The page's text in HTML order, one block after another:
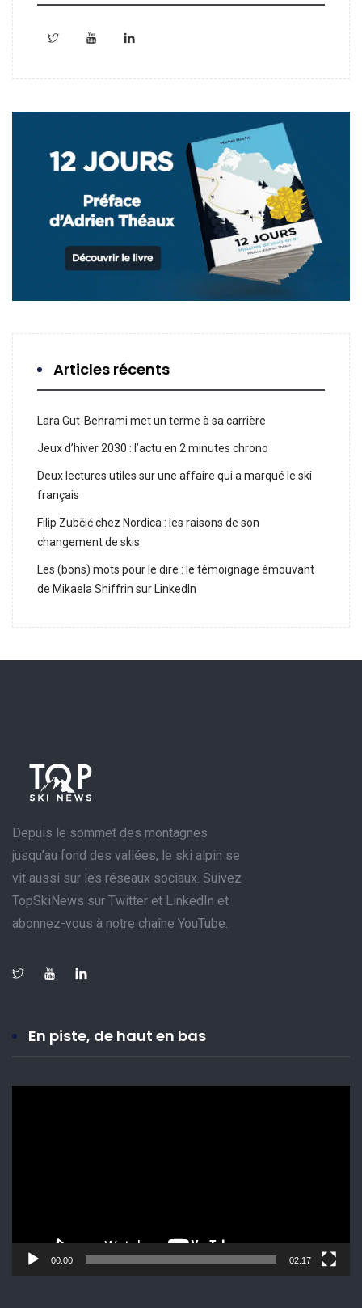
Articles récents
Lara Gut-Behrami met un terme à sa carrière
Jeux d’hiver 2030 : l’actu en 2 minutes chrono
Deux lectures utiles sur une affaire qui a marqué le ski
français
Filip Zubčić chez Nordica : les raisons de son
changement de skis
Les (bons) mots pour le dire : le témoignage émouvant
de Mikaela Shiffrin sur LinkedIn
Depuis le sommet des montagnes
jusqu’au fond des vallées, le ski alpin se
vit aussi sur les réseaux sociaux. Suivez
TopSkiNews sur Twitter et LinkedIn et
abonnez-vous à notre chaîne YouTube.
En piste, de haut en bas
00:00 02:17